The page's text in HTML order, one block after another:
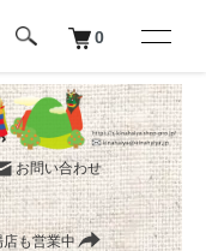
0
お問い合わせ
店も営業中